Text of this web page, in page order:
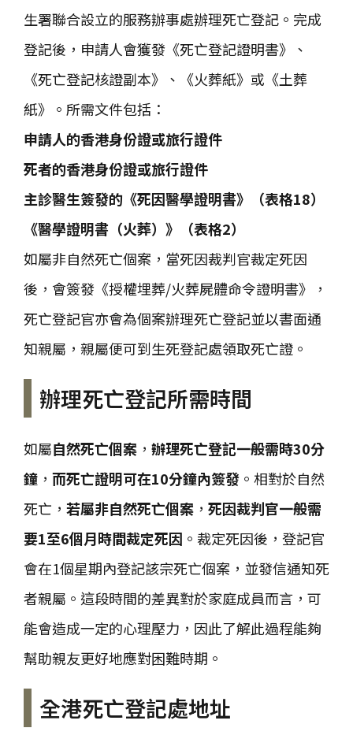
生署聯合設立的服務辦事處辦理死亡登記。完成
登記後，申請人會獲發《死亡登記證明書》、
《死亡登記核證副本》、《火葬紙》或《土葬
紙》。所需文件包括：
申請人的香港身份證或旅行證件
死者的香港身份證或旅行證件
主診醫生簽發的《死因醫學證明書》（表格18）
《醫學證明書（火葬）》（表格2）
如屬非自然死亡個案，當死因裁判官裁定死因
後，會簽發《授權埋葬/火葬屍體命令證明書》，
死亡登記官亦會為個案辦理死亡登記並以書面通
知親屬，親屬便可到生死登記處領取死亡證。
辦理死亡登記所需時間
如屬自然死亡個案 ， 辦理死亡登記一般需時30分
鐘 ， 而死亡證明可在10分鐘內簽發 。相對於自然
死亡， 若屬非自然死亡個案 ， 死因裁判官一般需
要1至6個月時間裁定死因 。裁定死因後，登記官
會在1個星期內登記該宗死亡個案，並發信通知死
者親屬。這段時間的差異對於家庭成員而言，可
能會造成一定的心理壓力，因此了解此過程能夠
幫助親友更好地應對困難時期。
全港死亡登記處地址